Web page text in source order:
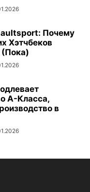
Почему
Хэтчбеков
(Пока)
A-Класса,
в